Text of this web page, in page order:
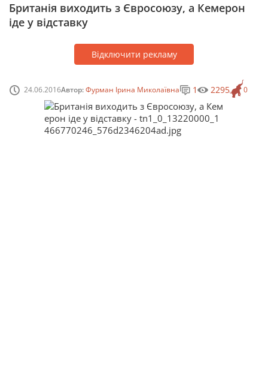
Британія виходить з Євросоюзу, а Кемерон
іде у відставку
Відключити рекламу
24.06.2016Автор:Фурман Ірина Миколаївна 0
1 2295